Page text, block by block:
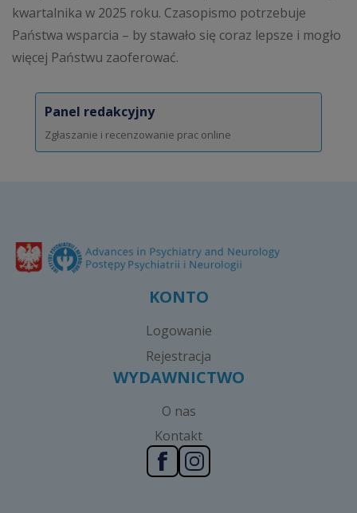
kwartalnika w 2025 roku. Czasopismo potrzebuje
Państwa wsparcia – by stawało się coraz lepsze i mogło
więcej Państwu zaoferować.
Panel redakcyjny
Zgłaszanie i recenzowanie prac online
KONTO
Logowanie
Rejestracja
WYDAWNICTWO
O nas
Kontakt